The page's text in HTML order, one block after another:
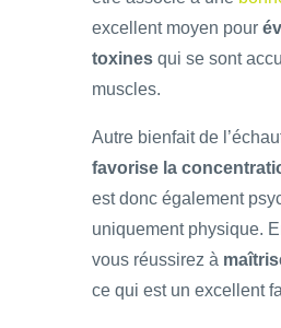
excellent moyen pour
toxines qui se sont
muscles.
Autre bienfait de
favorise la
est donc également
uniquement physique.
vous réussirez à
ce qui est un excellent